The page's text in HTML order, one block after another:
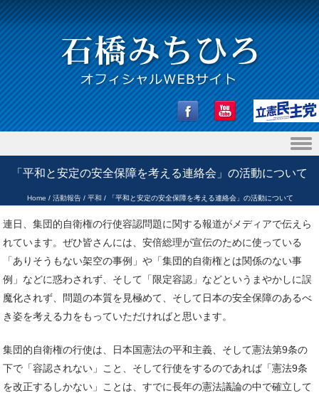
Skip to content
「平和と安定の安全保障を考える連絡会」の活動について
Home / 活動報告/ 平和 / 「平和と安定の安全保障を考える連絡会」の活動について
連日、集団的自衛権の行使容認問題に関する報道がメディアで伝えら
れています。ぜひ皆さんには、安倍総理が宣伝のために使っている
「ありそうもない架空の事例」や「集団的自衛権とは関係のない事
例」などに惑わされず、そして「限定容認」などというまやかしに誤
魔化されず、問題の本質を見極めて、そして日本の安全保障のあるべ
き姿を考える力をもっていただければと思います。
集団的自衛権の行使は、日本国憲法の平和主義、そして憲法第9条の
下で「容認されない」こと、そして行使をするのであれば「憲法9条
を改正するしかない」ことは、すでに長年の憲法議論の中で確立して